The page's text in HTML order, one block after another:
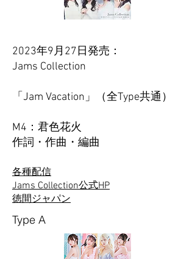
2023年9月27日発売：
Jams Collection
「Jam Vacation」（全Type共通）
M4：君色花火
​作詞・作曲・編曲
各種配信
Jams Collection公式HP
徳間ジャパン
Type A